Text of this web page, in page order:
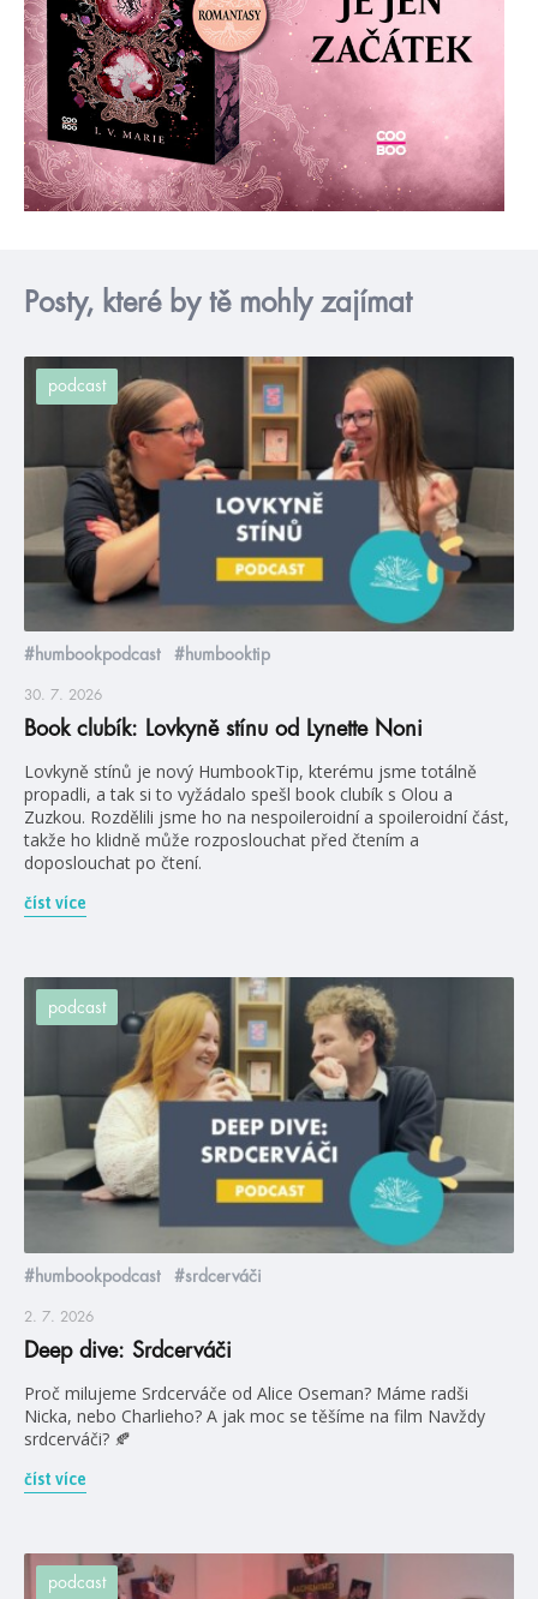
Posty, které by tě mohly zajímat
podcast
#humbookpodcast #humbooktip
30. 7. 2026
Book clubík: Lovkyně stínu od Lynette Noni
Lovkyně stínů je nový HumbookTip, kterému jsme totálně
propadli, a tak si to vyžádalo spešl book clubík s Olou a
Zuzkou. Rozdělili jsme ho na nespoileroidní a spoileroidní část,
takže ho klidně může rozposlouchat před čtením a
doposlouchat po čtení.
číst více
podcast
#humbookpodcast #srdcerváči
2. 7. 2026
Deep dive: Srdcerváči
Proč milujeme Srdcerváče od Alice Oseman? Máme radši
Nicka, nebo Charlieho? A jak moc se těšíme na film Navždy
srdcerváči? 🍂
číst více
podcast